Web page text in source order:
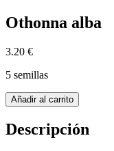
Othonna alba
3.20 €
5 semillas
Añadir al carrito
Descripción